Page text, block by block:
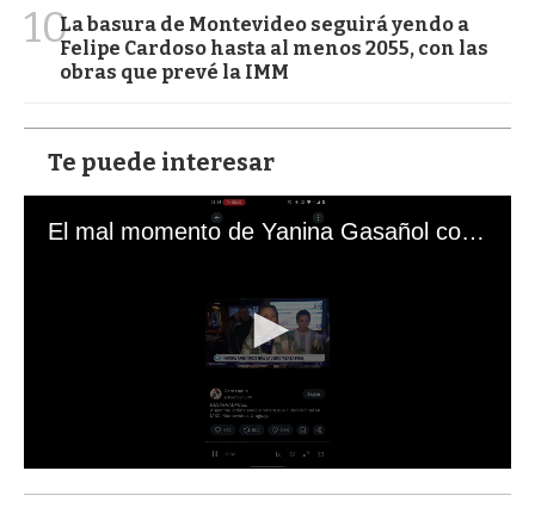
10La basura de Montevideo seguirá yendo a
Felipe Cardoso hasta al menos 2055, con las
obras que prevé la IMM
Te puede interesar
El mal momento de Yanina Gasañol con un hincha argentino en "Subrayado"
s